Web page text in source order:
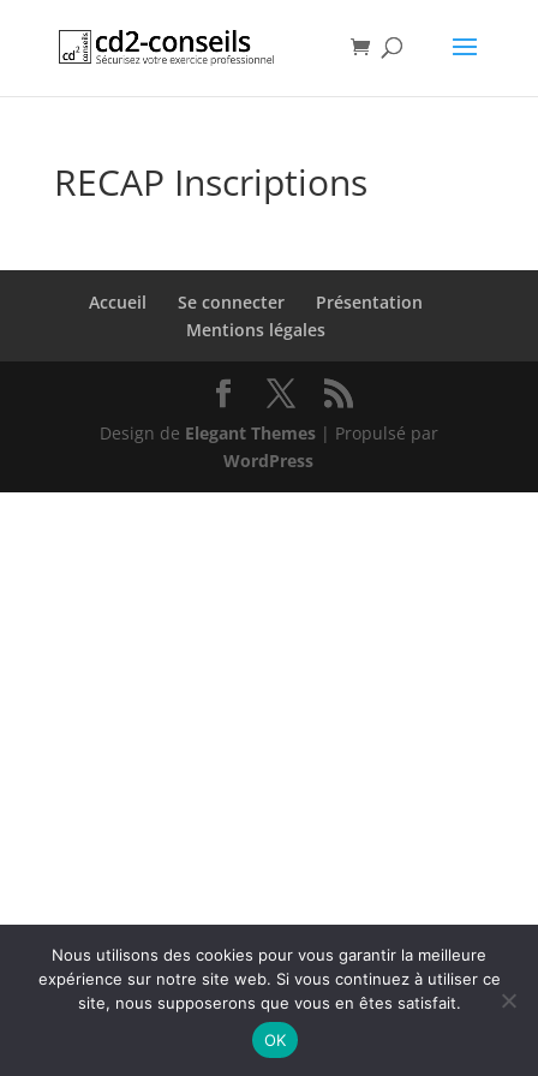
RECAP Inscriptions
Accueil Se connecter
Présentation
Mentions légales
Design de Elegant Themes| Propulsé par
WordPress
Nous utilisons des cookies pour vous garantir la meilleure
expérience sur notre site web. Si vous continuez à utiliser ce
site, nous supposerons que vous en êtes satisfait.
OK